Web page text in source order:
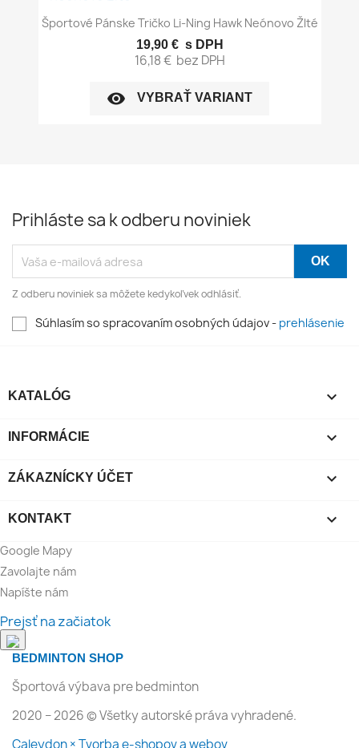
Športové Pánske Tričko Li-Ning Hawk Neónovo Žlté
19,90 € s DPH
16,18 € bez DPH
visibility VYBRAŤ VARIANT
Prihláste sa k odberu noviniek
Z odberu noviniek sa môžete kedykoľvek odhlásiť.
Súhlasím so spracovaním osobných údajov - prehlásenie
KATALÓG 
INFORMÁCIE 
ZÁKAZNÍCKY ÚČET 
KONTAKT 
Google Mapy
Zavolajte nám
Napíšte nám
Prejsť na začiatok
BEDMINTON SHOP
Športová výbava pre bedminton
2020 − 2026 © Všetky autorské práva vyhradené.
Caleydon × Tvorba e-shopov a webov